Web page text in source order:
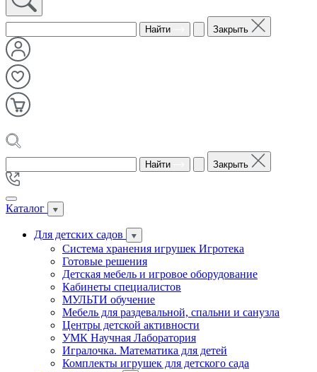
Найти Закрыть
Найти Закрыть
Каталог
Для детских садов
Система хранения игрушек Игротека
Готовые решения
Детская мебель и игровое оборудование
Кабинеты специалистов
МУЛЬТИ обучение
Мебель для раздевальной, спальни и санузла
Центры детской активности
УМК Научная Лаборатория
Игралочка. Математика для детей
Комплекты игрушек для детского сада